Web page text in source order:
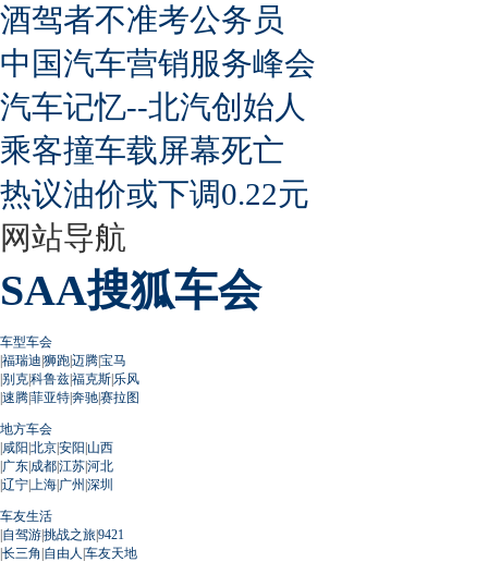
酒驾者不准考公务员
中国汽车营销服务峰会
汽车记忆--北汽创始人
乘客撞车载屏幕死亡
热议油价或下调0.22元
网站导航
SAA搜狐车会
车型车会
|福瑞迪|狮跑|迈腾|宝马
|别克|科鲁兹|福克斯|乐风
|速腾|菲亚特|奔驰|赛拉图
地方车会
|咸阳|北京|安阳|山西
|广东|成都|江苏|河北
|辽宁| 上海|广州 |深圳
车友生活
|自驾游|挑战之旅|9421
|长三角 |自由人 |车友天地